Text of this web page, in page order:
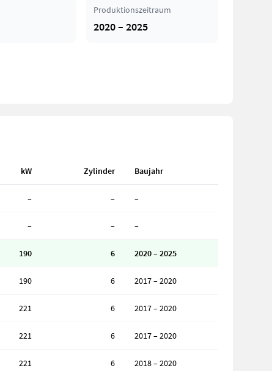
Produktionszeitraum
2020 – 2025
kW Zylinder Baujahr
– – –
– – –
190 6 2020 – 2025
190 6 2017 – 2020
221 6 2017 – 2020
221 6 2017 – 2020
221 6 2018 – 2020